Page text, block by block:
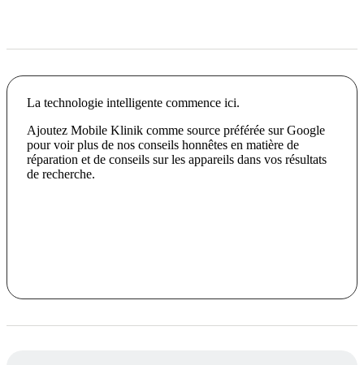
La technologie intelligente commence ici.
Ajoutez Mobile Klinik comme source préférée sur Google
pour voir plus de nos conseils honnêtes en matière de
réparation et de conseils sur les appareils dans vos résultats
de recherche.